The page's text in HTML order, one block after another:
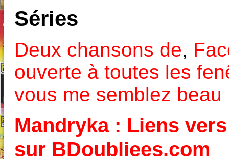
Séries
Deux chansons de,
ouverte à toutes les
vous me semblez beau
Mandryka : Liens
sur BDoubliees.com